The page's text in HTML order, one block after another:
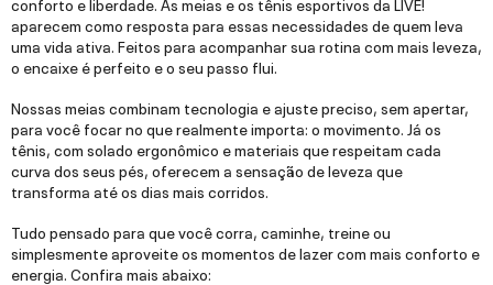
aparecem como resposta para essas necessidades de quem leva
uma vida ativa. Feitos para acompanhar sua rotina com mais leveza,
o encaixe é perfeito e o seu passo flui.
Nossas meias combinam tecnologia e ajuste preciso, sem apertar,
para você focar no que realmente importa: o movimento. Já os
tênis, com solado ergonômico e materiais que respeitam cada
curva dos seus pés, oferecem a sensação de leveza que
transforma até os dias mais corridos.
Tudo pensado para que você corra, caminhe, treine ou
simplesmente aproveite os momentos de lazer com mais conforto e
energia. Confira mais abaixo: